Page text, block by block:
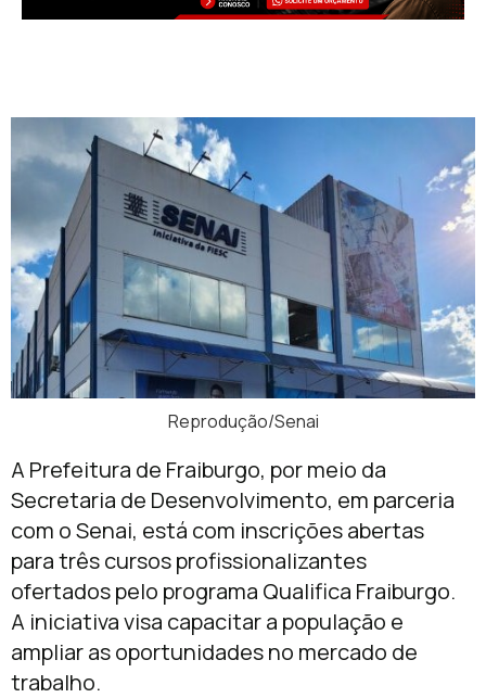
Reprodução/Senai
A Prefeitura de Fraiburgo, por meio da
Secretaria de Desenvolvimento, em parceria
com o Senai, está com inscrições abertas
para três cursos profissionalizantes
ofertados pelo programa Qualifica Fraiburgo.
A iniciativa visa capacitar a população e
ampliar as oportunidades no mercado de
trabalho.